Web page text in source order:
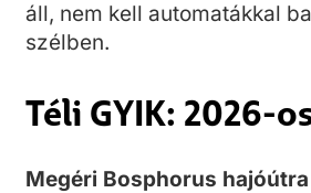
áll, nem kell automatákkal
szélben.
Téli GYIK: 2026-
Megéri Bosphorus